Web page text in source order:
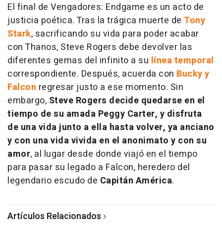
El final de Vengadores: Endgame es un acto de
justicia poética. Tras la trágica muerte de Tony
Stark, sacrificando su vida para poder acabar
con Thanos, Steve Rogers debe devolver las
diferentes gemas del infinito a su línea temporal
correspondiente. Después, acuerda con Bucky y
Falcon regresar justo a ese momento. Sin
embargo, Steve Rogers decide quedarse en el
tiempo de su amada Peggy Carter, y disfruta
de una vida junto a ella hasta volver, ya anciano
y con una vida vivida en el anonimato y con su
amor, al lugar desde donde viajó en el tiempo
para pasar su legado a Falcon, heredero del
legendario escudo de Capitán América.
Artículos Relacionados